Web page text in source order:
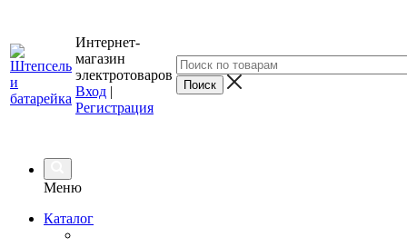
Интернет-
магазин
электротоваров
Вход |
Регистрация
Меню
Каталог